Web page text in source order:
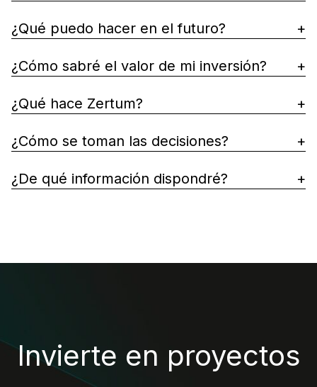
¿Qué puedo hacer en el futuro?
¿Cómo sabré el valor de mi inversión?
¿Qué hace Zertum?
¿Cómo se toman las decisiones?
¿De qué información dispondré?
Invierte en proyectos